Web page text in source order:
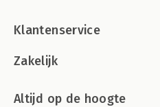
Klantenservice
Zakelijk
Altijd op de hoogte